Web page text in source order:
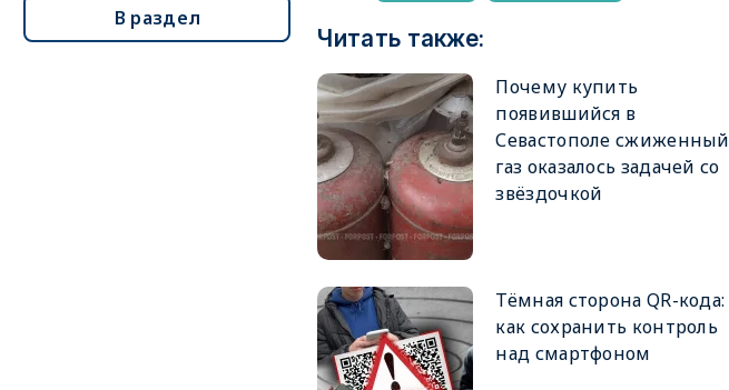
Читать также:
Почему купить
появившийся в
Севастополе сжиженный
газ оказалось задачей со
звёздочкой
Тёмная сторона QR-кода:
как сохранить контроль
над смартфоном
В раздел